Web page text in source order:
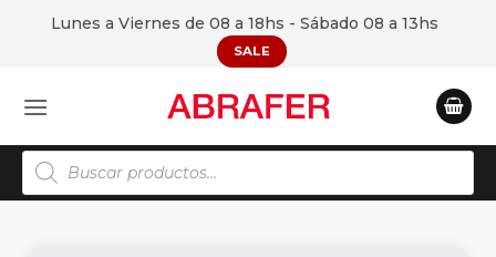
Lunes a Viernes de 08 a 18hs - Sábado 08 a 13hs
SALE
Búsqueda
de
productos